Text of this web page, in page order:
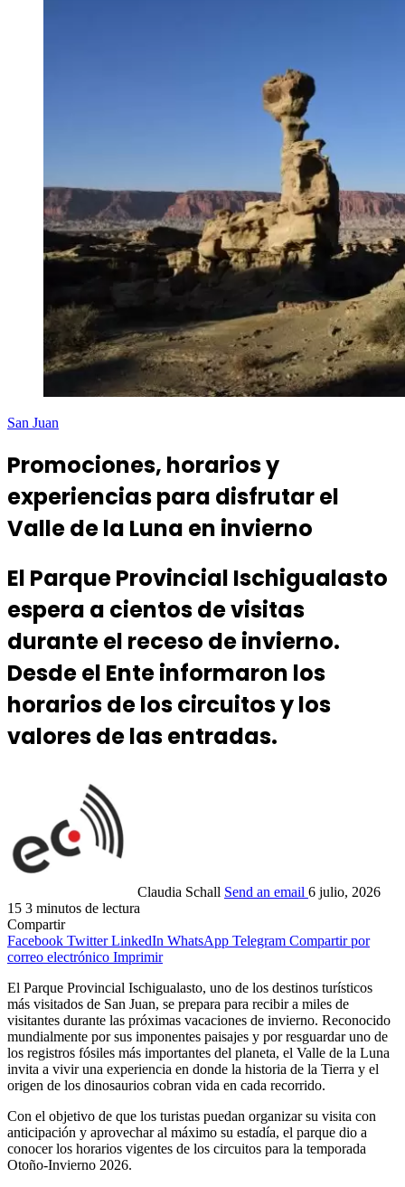
San Juan
Promociones, horarios y
experiencias para disfrutar el
Valle de la Luna en invierno
El Parque Provincial Ischigualasto
espera a cientos de visitas
durante el receso de invierno.
Desde el Ente informaron los
horarios de los circuitos y los
valores de las entradas.
Claudia Schall Send an email 6 julio, 2026
15 3 minutos de lectura
Compartir
Facebook Twitter LinkedIn WhatsApp Telegram Compartir por
correo electrónico Imprimir
El Parque Provincial Ischigualasto, uno de los destinos turísticos
más visitados de San Juan, se prepara para recibir a miles de
visitantes durante las próximas vacaciones de invierno. Reconocido
mundialmente por sus imponentes paisajes y por resguardar uno de
los registros fósiles más importantes del planeta, el Valle de la Luna
invita a vivir una experiencia en donde la historia de la Tierra y el
origen de los dinosaurios cobran vida en cada recorrido.
Con el objetivo de que los turistas puedan organizar su visita con
anticipación y aprovechar al máximo su estadía, el parque dio a
conocer los horarios vigentes de los circuitos para la temporada
Otoño-Invierno 2026.